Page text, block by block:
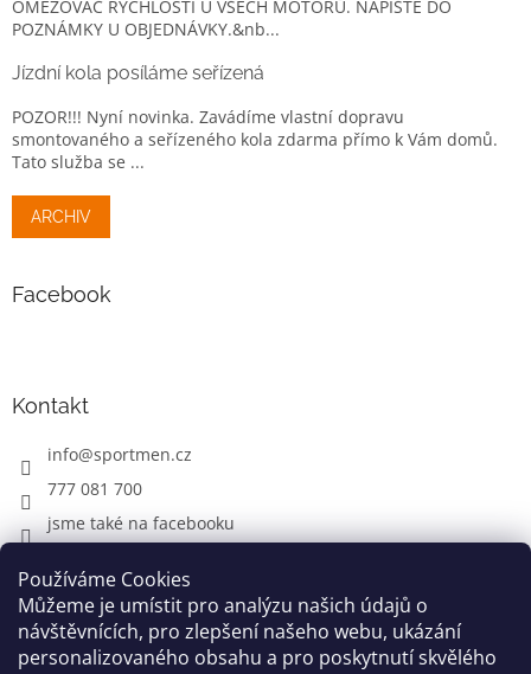
Používáme Cookies
Můžeme je umístit pro analýzu našich údajů o
návštěvnících, pro zlepšení našeho webu, ukázání
personalizovaného obsahu a pro poskytnutí skvělého
OMEZOVAČ RYCHLOSTI U VŠECH MOTORŮ. NAPIŠTE DO
POZNÁMKY U OBJEDNÁVKY.&nb...
Jízdní kola posíláme seřízená
POZOR!!! Nyní novinka. Zavádíme vlastní dopravu
smontovaného a seřízeného kola zdarma přímo k Vám domů.
Tato služba se ...
ARCHIV
Facebook
Kontakt
info@sportmen.cz
777 081 700
jsme také na facebooku
CYKLO OBLEČENÍ